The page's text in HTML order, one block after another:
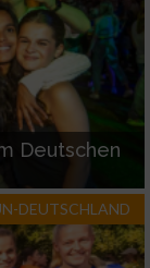
Deutschen
DEUTSCHLAND